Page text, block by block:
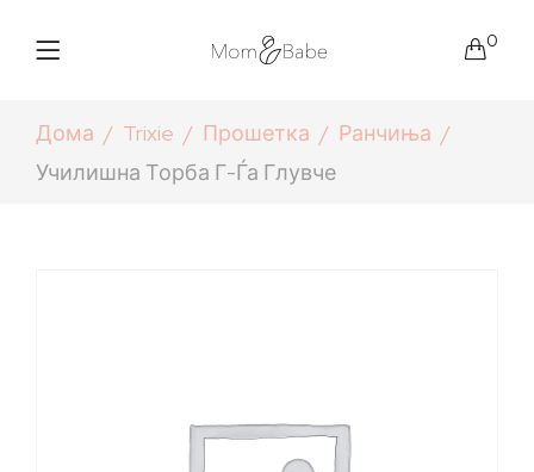
0
Дома Trixie Прошетка
Ранчиња
Училишна Торба Г-Ѓа Глувче